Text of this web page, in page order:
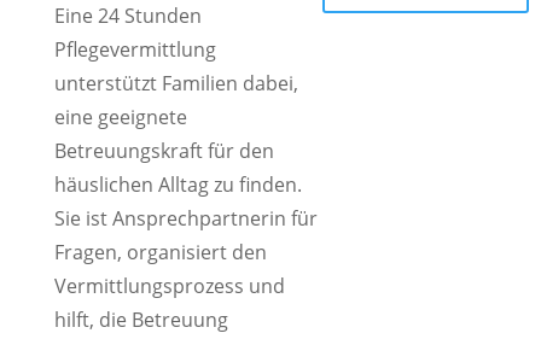
Eine 24 Stunden
Pflegevermittlung
unterstützt Familien dabei,
eine geeignete
Betreuungskraft für den
häuslichen Alltag zu finden.
Sie ist Ansprechpartnerin für
Fragen, organisiert den
Vermittlungsprozess und
hilft, die Betreuung